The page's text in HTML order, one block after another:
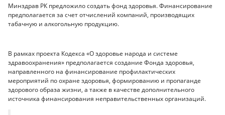
Минздрав РК предложило создать фонд здоровья. Финансирование
предполагается за счет отчислений компаний, производящих
табачную и алкогольную продукцию.
В рамках проекта Кодекса «О здоровье народа и системе
здравоохранения» предполагается создание Фонда здоровья,
направленного на финансирование профилактических
мероприятий по охране здоровья, формированию и пропаганде
здорового образа жизни, а также в качестве дополнительного
источника финансирования неправительственных организаций.